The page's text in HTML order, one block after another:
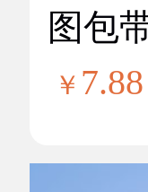
图包
￥ 7.88